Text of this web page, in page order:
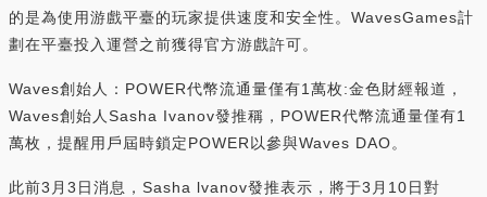
的是為使用游戲平臺的玩家提供速度和安全性。WavesGames計
劃在平臺投入運營之前獲得官方游戲許可。
Waves創始人：POWER代幣流通量僅有1萬枚:金色財經報道，
Waves創始人Sasha Ivanov發推稱，POWER代幣流通量僅有1
萬枚，提醒用戶屆時鎖定POWER以參與Waves DAO。
此前3月3日消息，Sasha lvanov發推表示，將于3月10日對